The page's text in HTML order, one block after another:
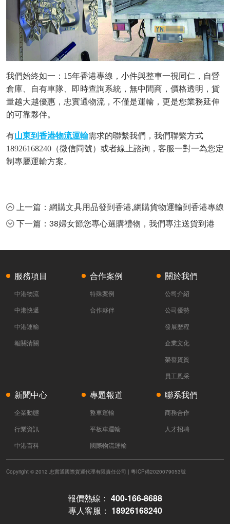
我們始終如一 ：15年香港專線，小件與整車一視同仁 ，自營
倉庫、自有車隊、即時查詢系統，無中間商，價格透明，貨
量越大越優惠，忠實通物流，不僅是運輸，更是您業務延伸
的可靠夥伴。
有山東到香港物流運輸需求的聯繫我們， 我們聯繫方式
18926168240 （微信同號）或者線上諮詢，客服一對一為您定
制專屬運輸方案。
上一篇：網購文具用品發到香港,網購貨物運輸到香港專線
下一篇：38婦女節您專心選購禮物，我們專注送貨到港
服務項目
中港物流
中港快遞
中港運輸
報關清關
合作案例
特殊案例
合作夥伴
關於我們
公司介紹
公司優勢
發展歷程
企業文化
榮譽資質
員工風采
新聞中心
企業動態
行業資訊
中港百科
專題報道
整車運輸
平板車運輸
國際物流運輸
聯系我們
商務合作
人才招聘
Copyright © 2012 忠實通國際貨運代理有限責任公司 | 粵ICP備2020079053號
報價熱線： 400-166-8688
專人客服： 18926168240